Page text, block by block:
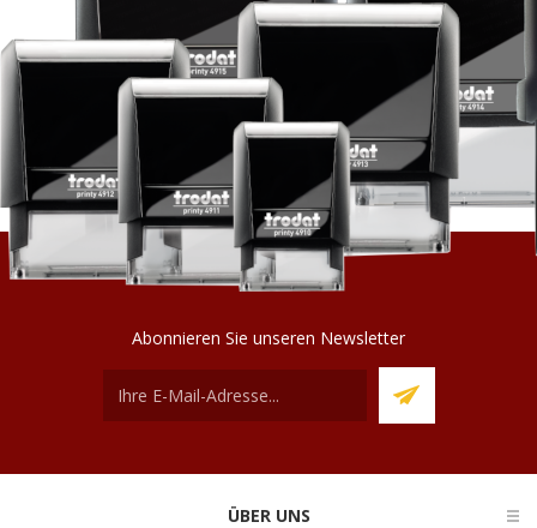
Abonnieren Sie unseren Newsletter
ÜBER UNS